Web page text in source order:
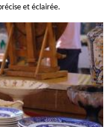
et éclairée.